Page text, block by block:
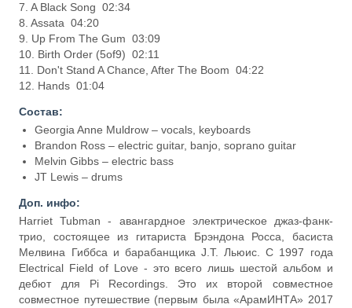
7. A Black Song 02:34
8. Assata 04:20
9. Up From The Gum 03:09
10. Birth Order (5of9) 02:11
11. Don't Stand A Chance, After The Boom 04:22
12. Hands 01:04
Состав:
Georgia Anne Muldrow – vocals, keyboards
Brandon Ross – electric guitar, banjo, soprano guitar
Melvin Gibbs – electric bass
JT Lewis – drums
Доп. инфо:
Harriet Tubman - авангардное электрическое джаз-фанк-
трио, состоящее из гитариста Брэндона Росса, басиста
Мелвина Гиббса и барабанщика J.T. Льюис. С 1997 года
Electrical Field of Love - это всего лишь шестой альбом и
дебют для Pi Recordings. Это их второй совместное
совместное путешествие (первым была «АрамИНТА» 2017